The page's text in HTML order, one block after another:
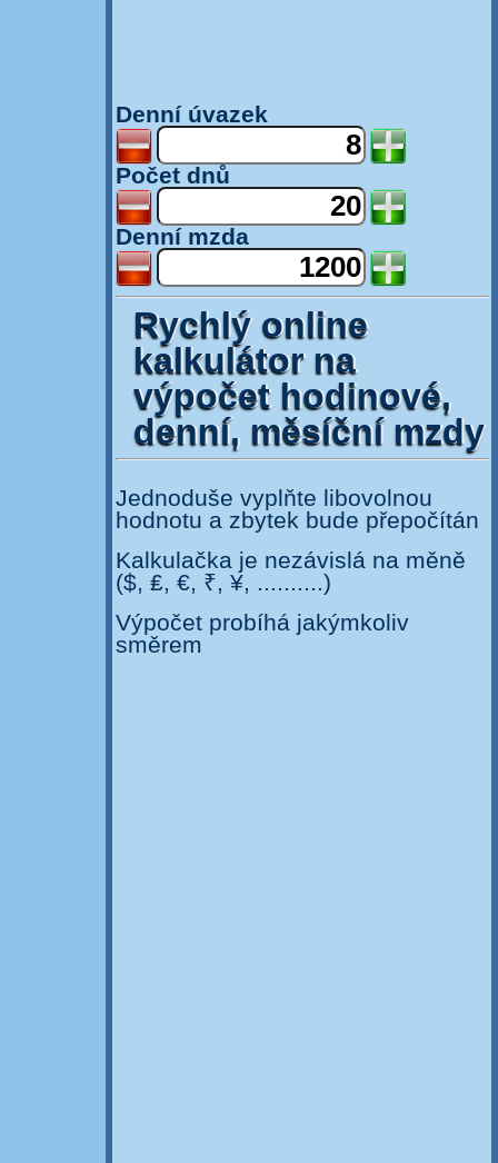
Denní úvazek
Počet dnů
Denní mzda
Rychlý online
kalkulátor na
výpočet hodinové,
denní, měsíční mzdy
Jednoduše vyplňte libovolnou
hodnotu a zbytek bude přepočítán
Kalkulačka je nezávislá na měně
($, ₤, €, ₹, ¥, ..........)
Výpočet probíhá jakýmkoliv
směrem